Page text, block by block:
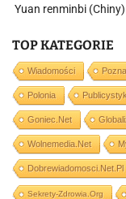
Yuan renminbi (Chiny)
TOP KATEGORIE
Wiadomości
Polonia
Goniec.net
Wolnemedia.net
Dobrewiadomosci.net.pl
Sekrety-Zdrowia.org